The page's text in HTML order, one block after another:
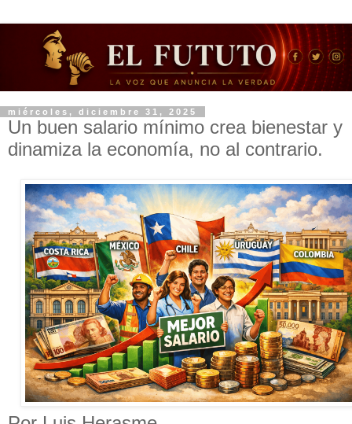
miércoles, diciembre 31, 2025
Un buen salario mínimo crea bienestar y
dinamiza la economía, no al contrario.